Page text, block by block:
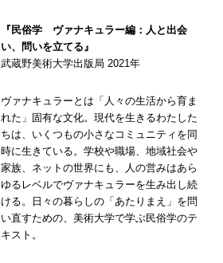
『民俗学 ヴァナキュラー編：人と出会
い、問いを立てる』
武蔵野美術大学出版局 2021年
ヴァナキュラーとは「人々の生活から育ま
れた」固有な文化。現代を生きるわたした
ちは、いくつもの小さなコミュニティを同
時に生きている。学校や職場、地域社会や
家族、ネットの世界にも、人の営みはあら
ゆるレベルでヴァナキュラーを生み出し続
ける。日々の暮らしの「あたりまえ」を問
い直すための、美術大学で学ぶ民俗学のテ
キスト。